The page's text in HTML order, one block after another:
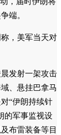
端。
，美军当天对
发射一架攻击
、悬挂巴拿马
“伊朗持续针
的军事监视设
布雷装备等目